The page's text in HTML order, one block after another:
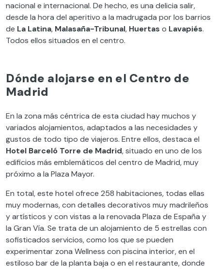
nacional e internacional. De hecho, es una delicia salir,
desde la hora del aperitivo a la madrugada por los barrios
de La Latina, Malasaña-Tribunal, Huertas o Lavapiés.
Todos ellos situados en el centro.
Dónde alojarse en el Centro de
Madrid
En la zona más céntrica de esta ciudad hay muchos y
variados alojamientos, adaptados a las necesidades y
gustos de todo tipo de viajeros. Entre ellos, destaca el
Hotel Barceló Torre de Madrid, situado en uno de los
edificios más emblemáticos del centro de Madrid, muy
próximo a la Plaza Mayor.
En total, este hotel ofrece 258 habitaciones, todas ellas
muy modernas, con detalles decorativos muy madrileños
y artísticos y con vistas a la renovada Plaza de España y
la Gran Vía. Se trata de un alojamiento de 5 estrellas con
sofisticados servicios, como los que se pueden
experimentar zona Wellness con piscina interior, en el
estiloso bar de la planta baja o en el restaurante, donde